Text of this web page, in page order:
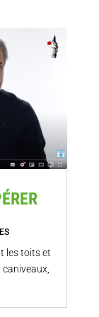
les toits et